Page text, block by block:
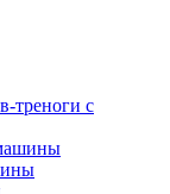
треноги с